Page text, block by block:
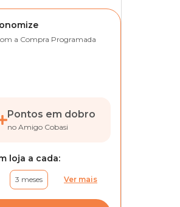
a Compra Programada
Pontos em dobro
no Amigo Cobasi
loja a cada:
3 meses Ver mais